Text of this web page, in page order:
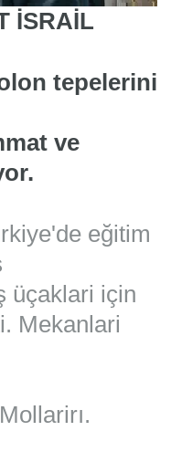
İSRAİL
tepelerini
ve
eğitim
üçaklari için
Mekanlari